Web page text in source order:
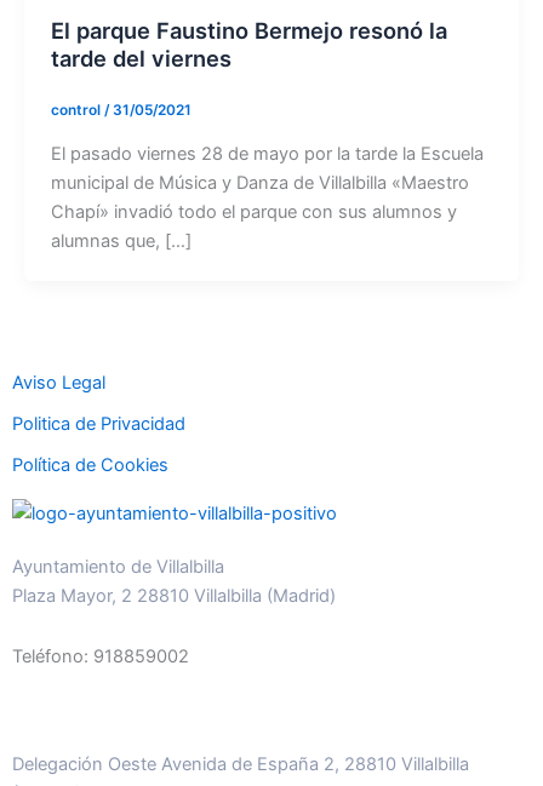
El parque Faustino Bermejo resonó la
tarde del viernes
control /31/05/2021
El pasado viernes 28 de mayo por la tarde la Escuela
municipal de Música y Danza de Villalbilla «Maestro
Chapí» invadió todo el parque con sus alumnos y
alumnas que, […]
Aviso Legal
Politica de Privacidad
Política de Cookies
Ayuntamiento de Villalbilla
Plaza Mayor, 2 28810 Villalbilla (Madrid)
Teléfono: 918859002
Delegación Oeste Avenida de España 2, 28810 Villalbilla